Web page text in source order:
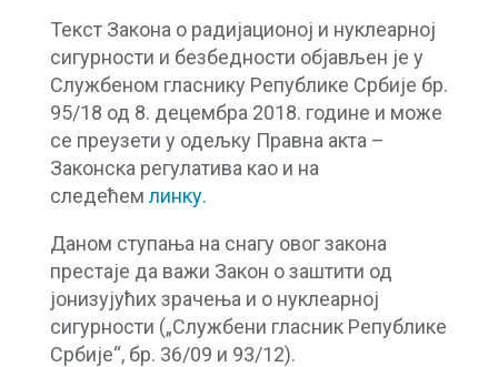
Текст Закона о радијационој и нуклеарној
сигурности и безбедности објављен је у
Службеном гласнику Републике Србије бр.
95/18 од 8. децембра 2018. године и може
се преузети у одељку Правна акта –
Законска регулатива као и на
следећем линку.
Даном ступања на снагу овог закона
престаје да важи Закон о заштити од
јонизујућих зрачења и о нуклеарној
сигурности („Службени гласник Републике
Србије“, бр. 36/09 и 93/12).